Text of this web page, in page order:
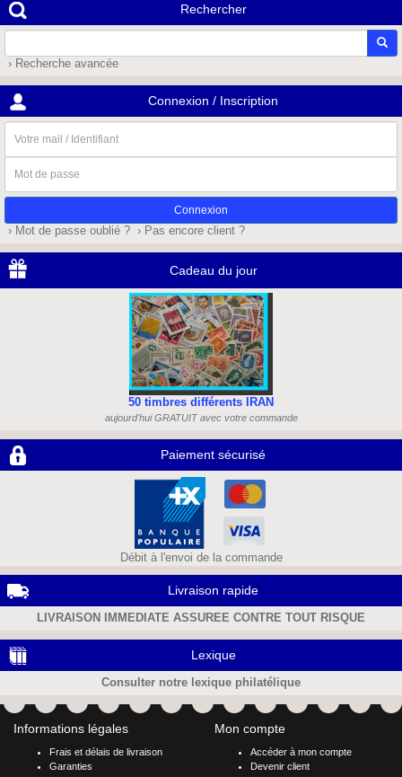
Rechercher
› Recherche avancée
Connexion / Inscription
mail
/
Identifiant
de
passe
› Mot de passe oublié ? › Pas encore client ?
Cadeau du jour
50 timbres différents IRAN
aujourd'hui GRATUIT avec votre commande
Paiement sécurisé
Débit à l'envoi de la commande
Livraison rapide
LIVRAISON IMMEDIATE ASSUREE CONTRE TOUT RISQUE
Lexique
Consulter notre lexique philatélique
Informations légales
Frais et délais de livraison
Garanties
Mon compte
Accéder à mon compte
Devenir client